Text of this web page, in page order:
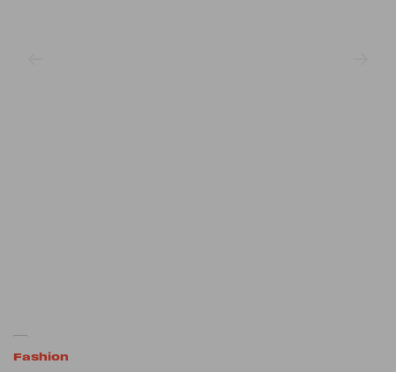
Fashion